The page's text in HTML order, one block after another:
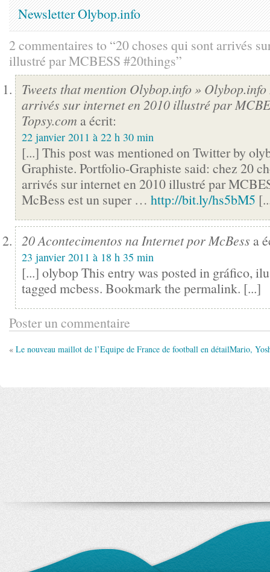
Newsletter Olybop.info
2 commentaires to “20 choses qui sont arrivés
illustré par MCBESS #20things”
Tweets that mention Olybop.info »
arrivés sur internet en 2010 illustré par
Topsy.com a écrit:
22 janvier 2011 à 22 h 30 min
[...] This post was mentioned on Twitter by
Graphiste. Portfolio-Graphiste said: chez 20
arrivés sur internet en 2010 illustré par
McBess est un super … http://bit.ly/hs5bM5
20 Acontecimentos na Internet por McBess a
23 janvier 2011 à 18 h 35 min
[...] olybop This entry was posted in gráfico,
tagged mcbess. Bookmark the permalink. [...]
Poster un commentaire
« Le nouveau maillot de l’Equipe de France de football en détailMario,